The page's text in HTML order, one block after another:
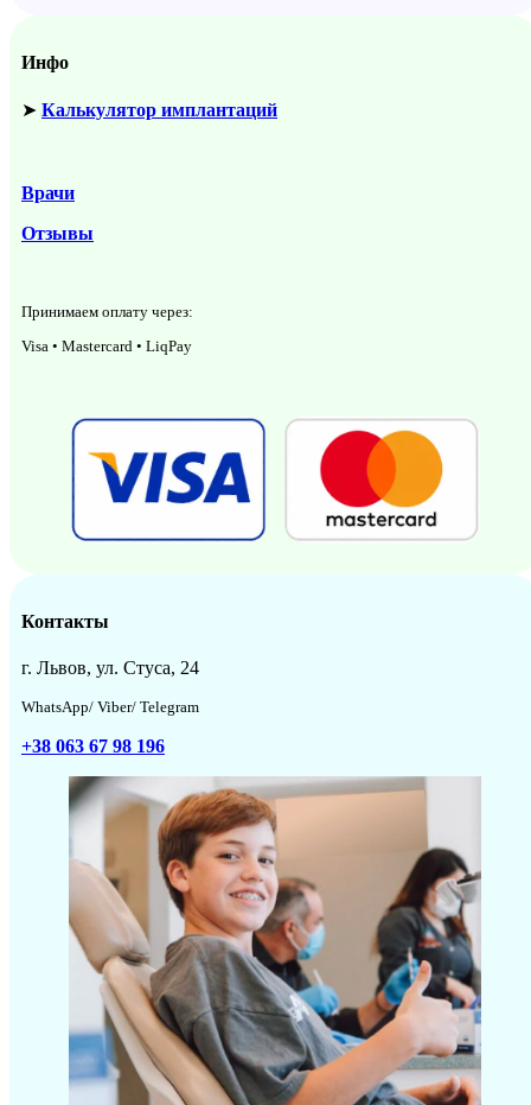
Инфо
➤ Калькулятор имплантаций
Врачи
Отзывы
Принимаем оплату через:
Visa • Mastercard • LiqPay
Контакты
г. Львов, ул. Стуса, 24
WhatsApp/ Viber/ Telegram
+38 063 67 98 196